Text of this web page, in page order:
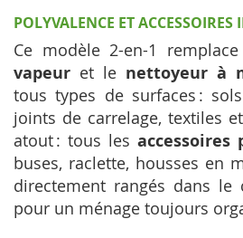
POLYVALENCE ET ACCESSOIRES
Ce modèle 2-en-1
vapeur et le nettoyeur à
tous types de surfaces :
joints de carrelage, textiles
atout : tous les accessoires
buses, raclette, housses en
directement rangés dans le
pour un ménage toujours